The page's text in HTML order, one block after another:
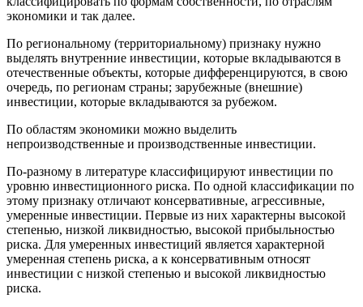
экономики и так далее.
По региональному (территориальному) признаку нужно
выделять внутренние инвестиции, которые вкладываются в
отечественные объекты, которые дифференцируются, в свою
очередь, по регионам страны; зарубежные (внешние)
инвестиции, которые вкладываются за рубежом.
По областям экономики можно выделить
непроизводственные и производственные инвестиции.
По-разному в литературе классифицируют инвестиции по
уровню инвестиционного риска. По одной классификации по
этому признаку отличают консервативные, агрессивные,
умеренные инвестиции. Первые из них характерны высокой
степенью, низкой ликвидностью, высокой прибыльностью
риска. Для умеренных инвестиций является характерной
умеренная степень риска, а к консервативным относят
инвестиции с низкой степенью и высокой ликвидностью
риска.